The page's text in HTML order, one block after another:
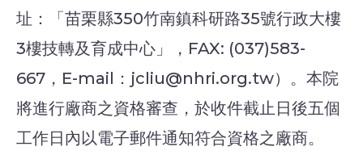
址：「苗栗縣350竹南鎮科研路35號行政大樓
3樓技轉及育成中心」，FAX: (037)583-
667，E-mail：jcliu@nhri.org.tw）。本院
將進行廠商之資格審查，於收件截止日後五個
工作日內以電子郵件通知符合資格之廠商。